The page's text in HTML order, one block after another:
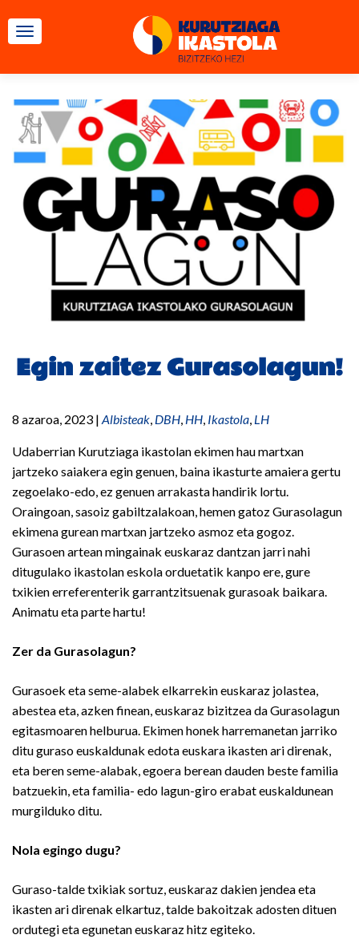
TOGGLE NAVIGATION
Egin zaitez Gurasolagun!
8 azaroa, 2023 | Albisteak, DBH, HH, Ikastola, LH
Udaberrian Kurutziaga ikastolan ekimen hau martxan
jartzeko saiakera egin genuen, baina ikasturte amaiera gertu
zegoelako-edo, ez genuen arrakasta handirik lortu.
Oraingoan, sasoiz gabiltzalakoan, hemen gatoz Gurasolagun
ekimena gurean martxan jartzeko asmoz eta gogoz.
Gurasoen artean mingainak euskaraz dantzan jarri nahi
ditugulako ikastolan eskola orduetatik kanpo ere, gure
txikien erreferenterik garrantzitsuenak gurasoak baikara.
Animatu eta parte hartu!
Zer da Gurasolagun?
Gurasoek eta seme-alabek elkarrekin euskaraz jolastea,
abestea eta, azken finean, euskaraz bizitzea da Gurasolagun
egitasmoaren helburua. Ekimen honek harremanetan jarriko
ditu guraso euskaldunak edota euskara ikasten ari direnak,
eta beren seme-alabak, egoera berean dauden beste familia
batzuekin, eta familia- edo lagun-giro erabat euskaldunean
murgilduko ditu.
Nola egingo dugu?
Guraso-talde txikiak sortuz, euskaraz dakien jendea eta
ikasten ari direnak elkartuz, talde bakoitzak adosten dituen
ordutegi eta egunetan euskaraz hitz egiteko.